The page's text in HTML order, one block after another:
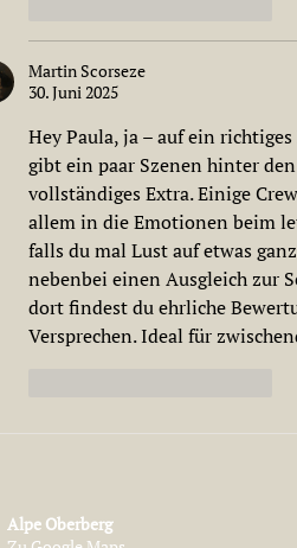
Martin Scorseze
30. Juni 2025
Hey Paula, ja – auf ein
gibt ein paar Szenen hinter
vollständiges Extra. Einige
allem in die Emotionen beim
falls du mal Lust auf etwas
nebenbei einen Ausgleich zur
dort findest du ehrliche
Versprechen. Ideal für
Alpe Oberberg